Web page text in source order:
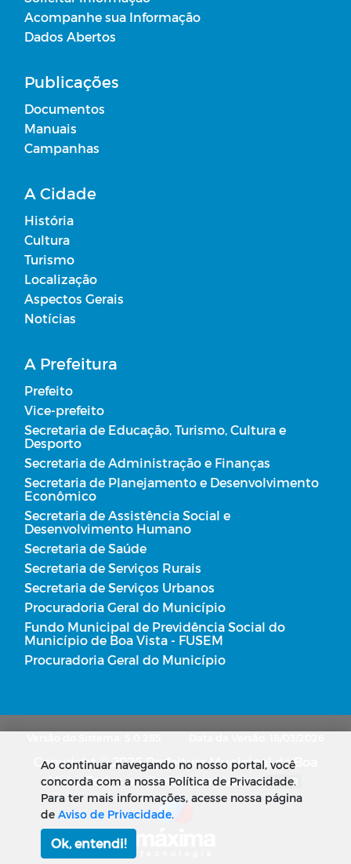
Acompanhe sua Informação
Dados Abertos
Publicações
Documentos
Manuais
Campanhas
A Cidade
História
Cultura
Turismo
Localização
Aspectos Gerais
Notícias
A Prefeitura
Prefeito
Vice-prefeito
Secretaria de Educação, Turismo, Cultura e
Desporto
Secretaria de Administração e Finanças
Secretaria de Planejamento e Desenvolvimento
Econômico
Secretaria de Assistência Social e
Desenvolvimento Humano
Secretaria de Saúde
Secretaria de Serviços Rurais
Secretaria de Serviços Urbanos
Procuradoria Geral do Município
Fundo Municipal de Previdência Social do
Município de Boa Vista - FUSEM
Procuradoria Geral do Município
Copyright © 2026 Prefeitura Municipal de Boa
Vista. Todos os direitos reservados. SUBIR
Ao continuar navegando no nosso portal, você
concorda com a nossa Política de Privacidade.
Para ter mais informações, acesse nossa página
deAviso de Privacidade.
Ok, entendi!